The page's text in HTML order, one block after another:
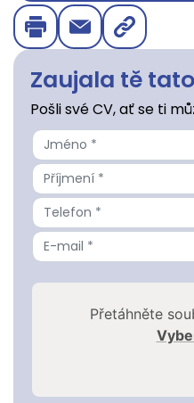
Zaujala tě
Pošli své CV, ať se ti
Přetáhněte